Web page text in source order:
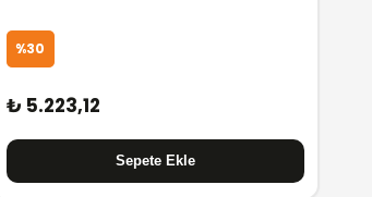
%30
₺ 5.223,12